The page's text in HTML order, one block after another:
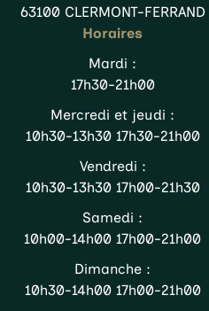
63100 CLERMONT-FERRAND
Horaires
Mardi :
17h30-21h00
Mercredi et jeudi :
10h30-13h30 17h30-21h00
Vendredi :
10h30-13h30 17h00-21h30
Samedi :
10h00-14h00 17h00-21h00
Dimanche :
10h30-14h00 17h00-21h00